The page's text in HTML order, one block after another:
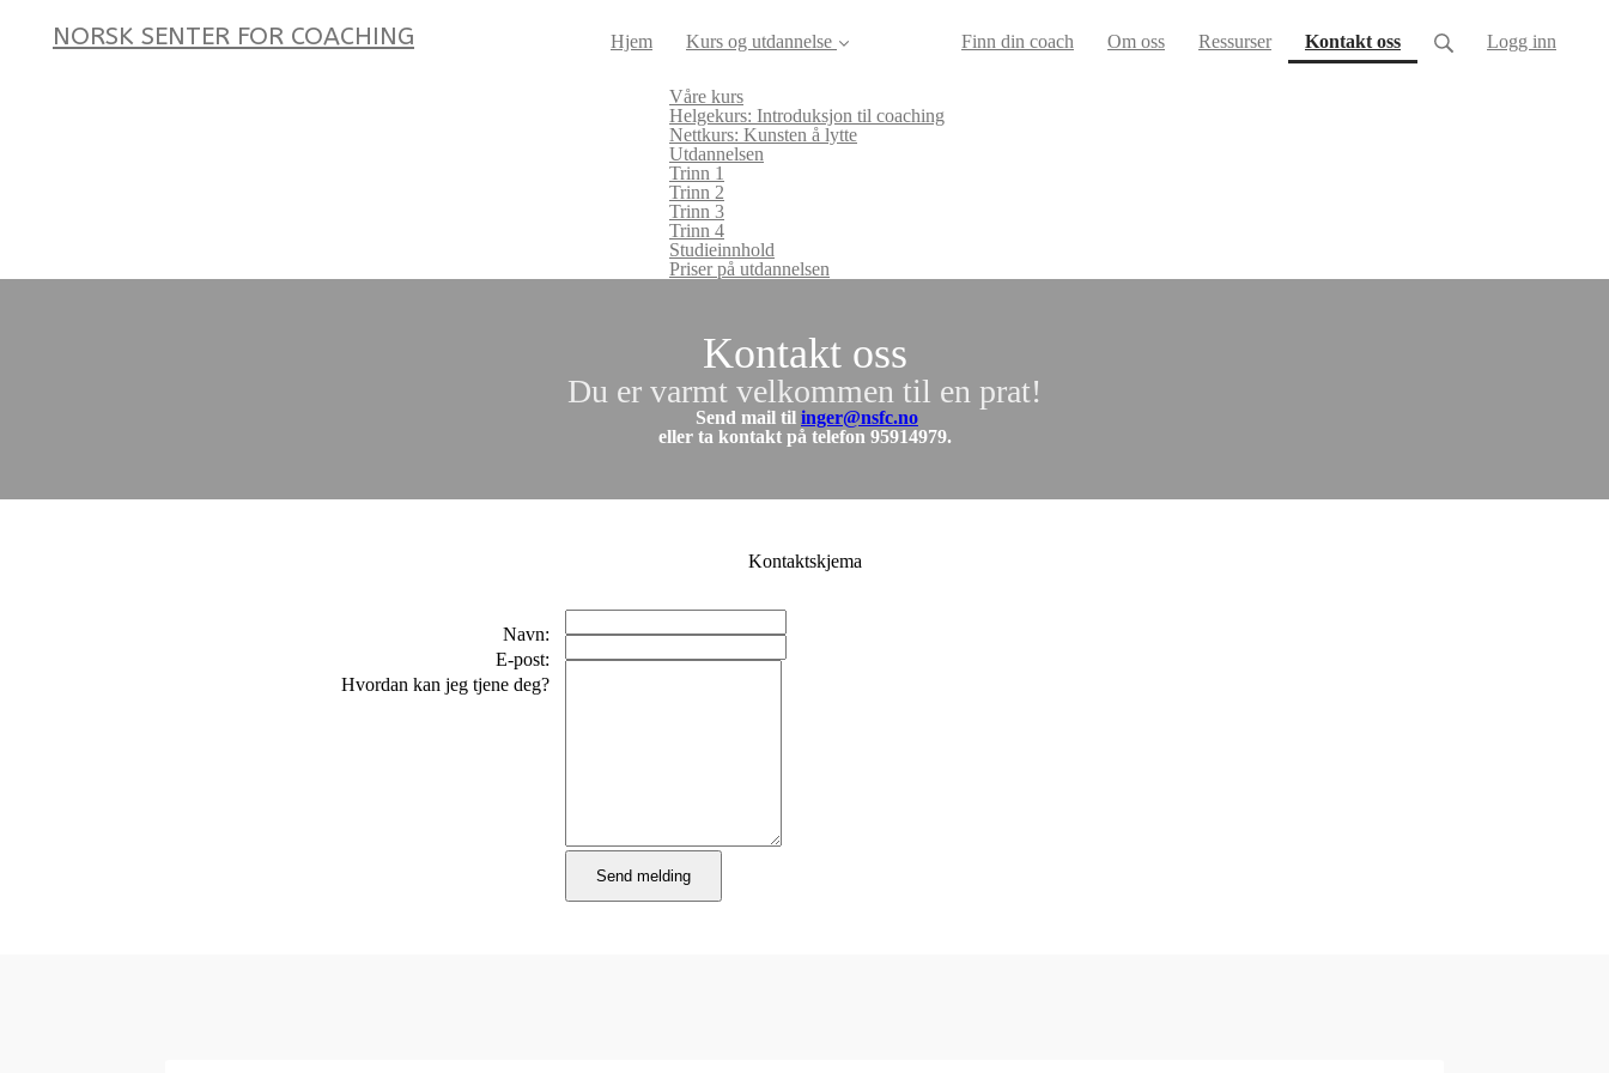
NORSK SENTER FOR COACHING Hjem Kurs og utdannelse
Våre kurs
Helgekurs: Introduksjon til coaching
Nettkurs: Kunsten å lytte
Utdannelsen
Trinn 1
Trinn 2
Trinn 3
Trinn 4
Studieinnhold
Priser på utdannelsen
Finn din coach Om oss Ressurser Kontakt oss(current) Logg inn
Kontakt oss
Du er varmt velkommen til en prat!
Send mail til inger@nsfc.no
eller ta kontakt på telefon 95914979.
Kontaktskjema
Navn:
E-post:
Hvordan kan jeg tjene deg?